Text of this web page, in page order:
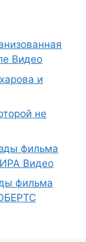
Видео
и
не
фильма
Видео
фильма